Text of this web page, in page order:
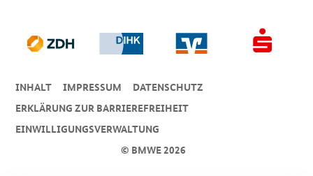
© BMWE 2026
INHALT IMPRESSUM
DA­TEN­SCHUTZ
ERKLÄRUNG ZUR BARRIEREFREIHEIT
EINWILLIGUNGSVERWALTUNG